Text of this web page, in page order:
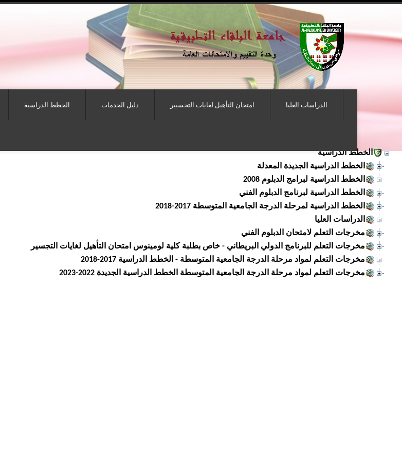
الخطط الدراسية دليل الخدمات امتحان التأهيل لغايات التجسيير الدراسات العليا
الخطط الدراسية
الخطط الدراسية الجديدة المعدلة
الخطط الدراسية لبرامج الدبلوم 2008
الخطط الدراسية لبرنامج الدبلوم الفني
الخطط الدراسية لمرحلة الدرجة الجامعية المتوسطة 2017-2018
الدراسات العليا
مخرجات التعلم لامتحان الدبلوم الفني
مخرجات التعلم للبرنامج الدولي البريطاني - خاص بطلبة كلية لومينوس امتحان التأهيل لغايات التجسير
مخرجات التعلم لمواد مرحلة الدرجة الجامعية المتوسطة - الخطط الدراسية 2017-2018
مخرجات التعلم لمواد مرحلة الدرجة الجامعية المتوسطة الخطط الدراسية الجديدة 2022-2023